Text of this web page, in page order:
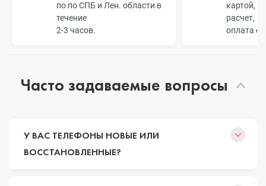
по по СПБ и Лен. области в
течение
2-3 часов.
картой,
расчет,
оплата
Часто задаваемые вопросы
У ВАС ТЕЛЕФОНЫ НОВЫЕ ИЛИ
ВОССТАНОВЛЕННЫЕ?